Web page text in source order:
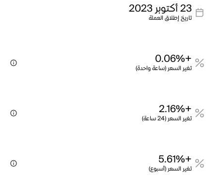
23 أكتوبر 2023
تاريخ إطلاق العملة
+0.06%
تغير السعر (ساعة واحدة)
+2.16%
تغير السعر (24 ساعة)
+5.61%
تغير السعر (أسبوع)